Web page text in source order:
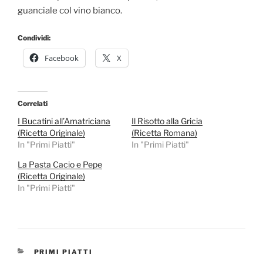
guanciale col vino bianco.
Condividi:
Facebook X
Correlati
I Bucatini all’Amatriciana
(Ricetta Originale)
In "Primi Piatti"
Il Risotto alla Gricia
(Ricetta Romana)
In "Primi Piatti"
La Pasta Cacio e Pepe
(Ricetta Originale)
In "Primi Piatti"
CATEGORIE
PRIMI PIATTI